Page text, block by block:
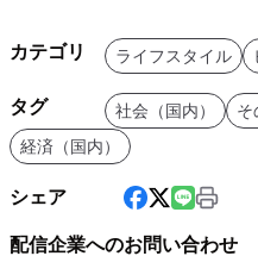
カテゴリ ライフスタイル
タグ 社会（国内）
そ
経済（国内）
シェア
配信企業へのお問い合わせ